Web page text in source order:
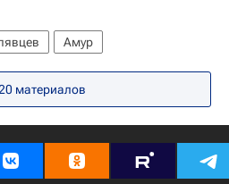
Амур
материалов